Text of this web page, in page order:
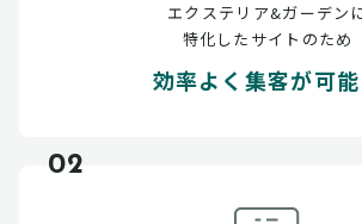
エクステリア&ガーデン
特化したサイトのため
効率よく集客が可能
02